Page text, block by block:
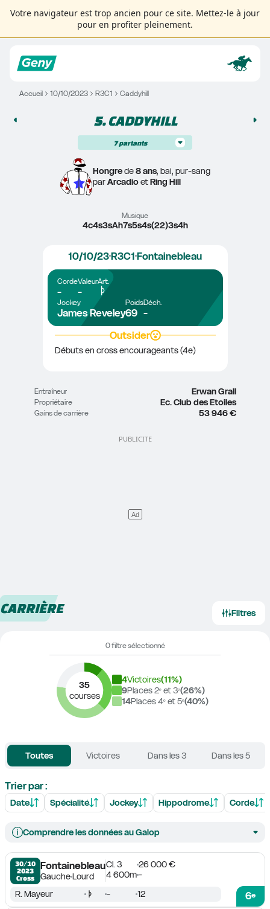
Votre navigateur est trop ancien pour ce site. Mettez-le à jour
pour en profiter pleinement.
Accueil 10/10/2023 R3C1 Caddyhill
5. CADDYHILL
7 partants
Hongre de 8 ans, bai, pur-sang
par Arcadio et Ring Hill
Musique
4c4s3sAh7s5s4s(22)3s4h
10/10/23R3C1 Fontainebleau
Corde
-
Valeur
-
Art.
Jockey
James Reveley
Poids
69
Déch.
-
Outsider
Débuts en cross encourageants (4e)
Entraîneur Erwan Grall
Propriétaire Ec. Club des Etoiles
Gains de carrière 53 946 €
CARRIÈRE Filtres
0 filtre sélectionné
35
courses
4Victoires(11%)
9Places 2ᵉ et 3ᵉ(26%)
14Places 4ᵉ et 5ᵉ(40%)
Toutes Victoires Dans les 3 Dans les 5
Trier par :
Date Spécialité Jockey Hippodrome Corde
Comprendre les données au Galop
30/10
2023
Cross
Fontainebleau
GaucheLourd
Cl. 3
26 000 €
4 600m-
6e
R. Mayeur - 12